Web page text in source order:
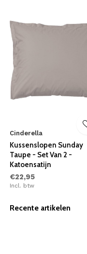
Cinderella
Kussenslopen Sunday
Taupe - Set Van 2 -
Katoensatijn
€22,95
Incl. btw
Recente artikelen